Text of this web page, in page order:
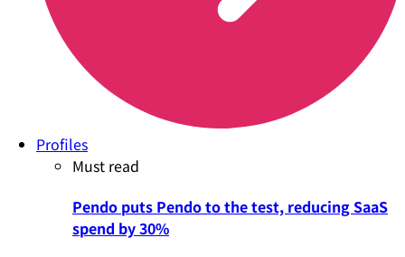
Profiles
Must read
Pendo puts Pendo to the test, reducing SaaS
spend by 30%